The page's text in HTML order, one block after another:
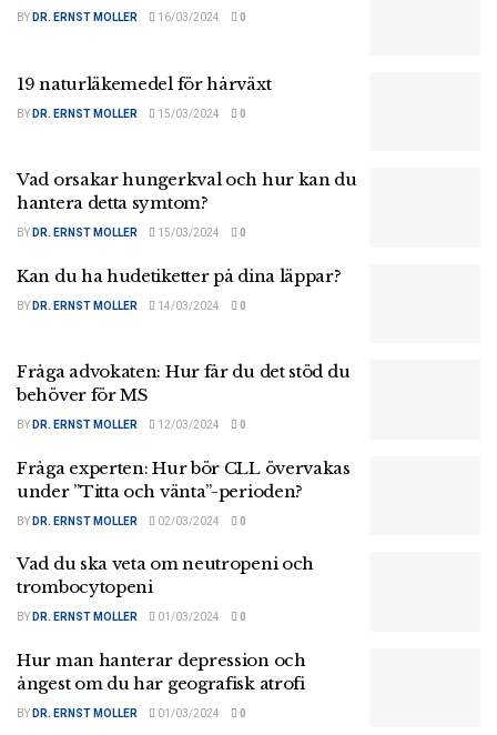
BY DR. ERNST MOLLER 16/03/2024 0
19 naturläkemedel för hårväxt
BY DR. ERNST MOLLER 15/03/2024 0
Vad orsakar hungerkval och hur kan du
hantera detta symtom?
BY DR. ERNST MOLLER 15/03/2024 0
Kan du ha hudetiketter på dina läppar?
BY DR. ERNST MOLLER 14/03/2024 0
Fråga advokaten: Hur får du det stöd du
behöver för MS
BY DR. ERNST MOLLER 12/03/2024 0
Fråga experten: Hur bör CLL övervakas
under ”Titta och vänta”-perioden?
BY DR. ERNST MOLLER 02/03/2024 0
Vad du ska veta om neutropeni och
trombocytopeni
BY DR. ERNST MOLLER 01/03/2024 0
Hur man hanterar depression och
ångest om du har geografisk atrofi
BY DR. ERNST MOLLER 01/03/2024 0